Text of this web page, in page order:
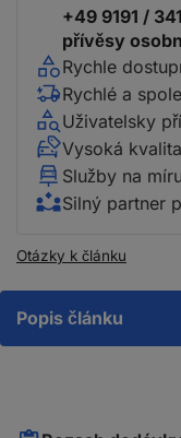
+49 9191 /
přívěsy
Rychle
Rychlé a
Uživatelsky
Vysoká
Služby na
Silný partner
Otázky k článku
Popis článku